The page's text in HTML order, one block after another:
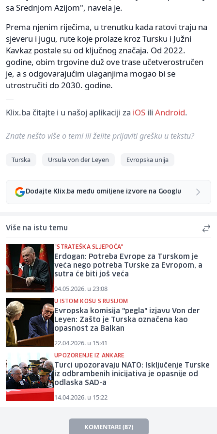
sa Srednjom Azijom", navela je.
Prema njenim riječima, u trenutku kada ratovi traju na
sjeveru i jugu, rute koje prolaze kroz Tursku i Južni
Kavkaz postale su od ključnog značaja. Od 2022.
godine, obim trgovine duž ove trase učetverostručen
je, a s odgovarajućim ulaganjima mogao bi se
utrostručiti do 2030. godine.
Klix.ba čitajte i u našoj aplikaciji za iOS ili Android.
Znate nešto više o temi ili želite prijaviti grešku u tekstu?
Turska Ursula von der Leyen Evropska unija
Dodajte Klix.ba među omiljene izvore na Googlu
Više na istu temu
"STRATEŠKA SLJEPOĆA"
Erdogan: Potreba Evrope za Turskom je
veća nego potreba Turske za Evropom, a
sutra će biti još veća
04.05.2026. u 23:08
U ISTOM KOŠU S RUSIJOM
Evropska komisija "pegla" izjavu Von der
Leyen: Zašto je Turska označena kao
opasnost za Balkan
22.04.2026. u 15:41
UPOZORENJE IZ ANKARE
Turci upozoravaju NATO: Isključenje Turske
iz odbrambenih inicijativa je opasnije od
odlaska SAD-a
14.04.2026. u 15:22
KOMENTARI (87)